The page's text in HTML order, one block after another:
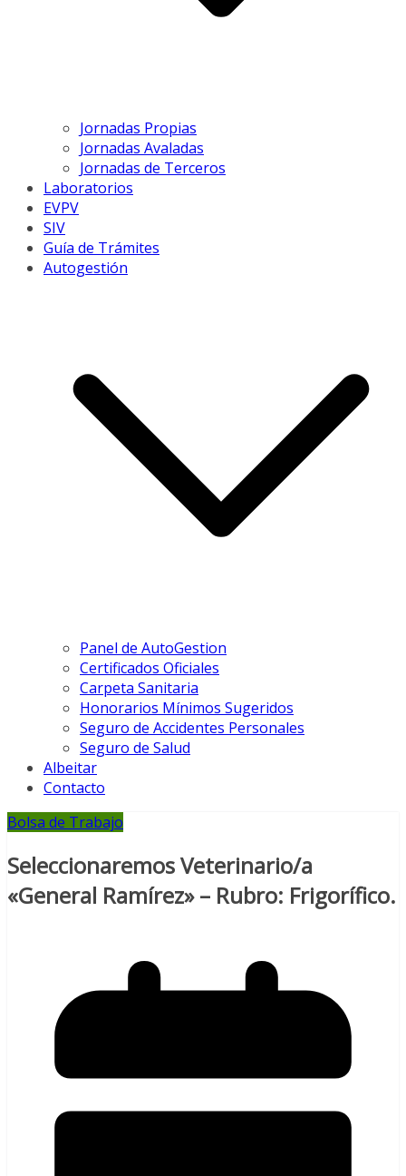
Jornadas Propias
Jornadas Avaladas
Jornadas de Terceros
Laboratorios
EVPV
SIV
Guía de Trámites
Autogestión
Panel de AutoGestion
Certificados Oficiales
Carpeta Sanitaria
Honorarios Mínimos Sugeridos
Seguro de Accidentes Personales
Seguro de Salud
Albeitar
Contacto
Bolsa de Trabajo
Seleccionaremos Veterinario/a
«General Ramírez» – Rubro: Frigorífico.